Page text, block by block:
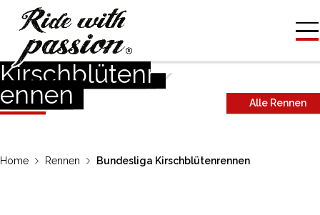
Bundesliga
Kirschblütenr
ennen Alle Rennen
Home Rennen Bundesliga Kirschblütenrennen